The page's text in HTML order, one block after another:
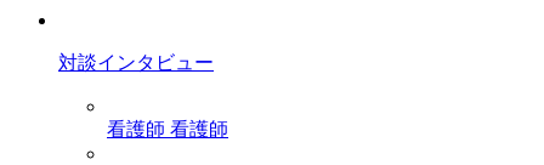
対談インタビュー
看護師 看護師